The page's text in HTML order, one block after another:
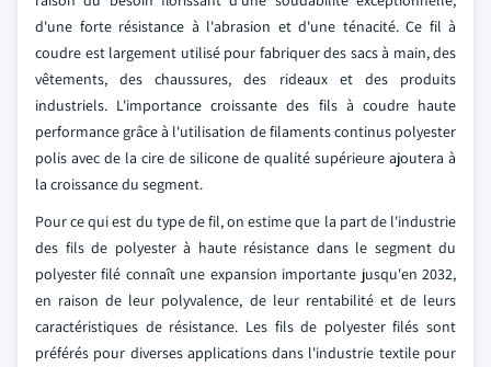
d'une forte résistance à l'abrasion et d'une ténacité. Ce fil à
coudre est largement utilisé pour fabriquer des sacs à main, des
vêtements, des chaussures, des rideaux et des produits
industriels. L'importance croissante des fils à coudre haute
performance grâce à l'utilisation de filaments continus polyester
polis avec de la cire de silicone de qualité supérieure ajoutera à
la croissance du segment.
Pour ce qui est du type de fil, on estime que la part de l'industrie
des fils de polyester à haute résistance dans le segment du
polyester filé connaît une expansion importante jusqu'en 2032,
en raison de leur polyvalence, de leur rentabilité et de leurs
caractéristiques de résistance. Les fils de polyester filés sont
préférés pour diverses applications dans l'industrie textile pour